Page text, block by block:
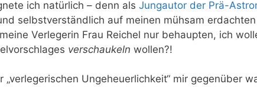
ich natürlich – denn als Jungautor der Prä-
selbstverständlich auf meinen mühsam
Verlegerin Frau Reichel nur behaupten, ich
verschaukeln wollen?!
„verlegerischen Ungeheuerlichkeit“ mir gegenüber